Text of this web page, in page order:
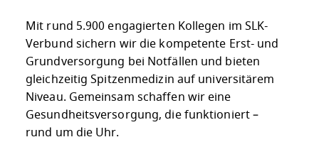
Mit rund 5.900 engagierten Kollegen im SLK-
Verbund sichern wir die kompetente Erst- und
Grundversorgung bei Notfällen und bieten
gleichzeitig Spitzenmedizin auf universitärem
Niveau. Gemeinsam schaffen wir eine
Gesundheitsversorgung, die funktioniert –
rund um die Uhr.